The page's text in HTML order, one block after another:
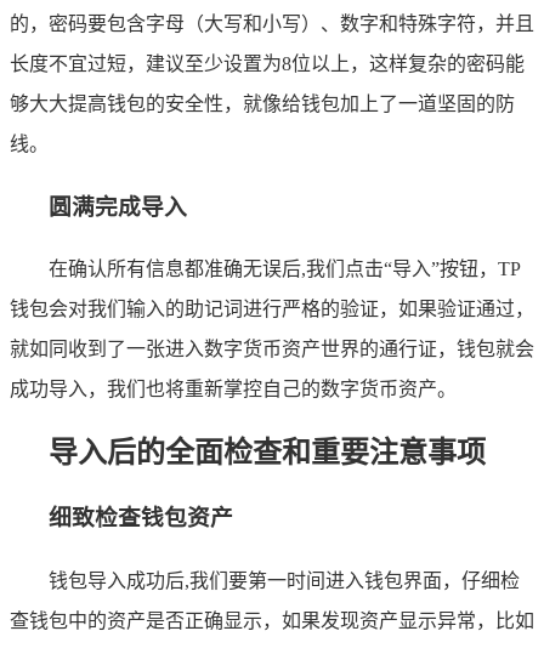
的，密码要包含字母（大写和小写）、数字和特殊字符，并且
长度不宜过短，建议至少设置为8位以上，这样复杂的密码能
够大大提高钱包的安全性，就像给钱包加上了一道坚固的防
线。
圆满完成导入
在确认所有信息都准确无误后,我们点击“导入”按钮，TP
钱包会对我们输入的助记词进行严格的验证，如果验证通过，
就如同收到了一张进入数字货币资产世界的通行证，钱包就会
成功导入，我们也将重新掌控自己的数字货币资产。
导入后的全面检查和重要注意事项
细致检查钱包资产
钱包导入成功后,我们要第一时间进入钱包界面，仔细检
查钱包中的资产是否正确显示，如果发现资产显示异常，比如